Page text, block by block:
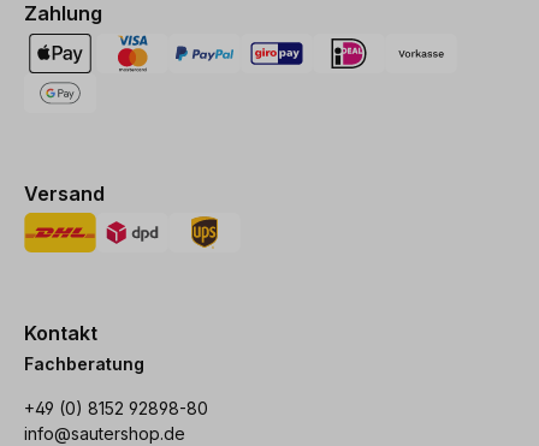
Zahlung
Versand
Kontakt
Fachberatung
+49 (0) 8152 92898-80
info@sautershop.de